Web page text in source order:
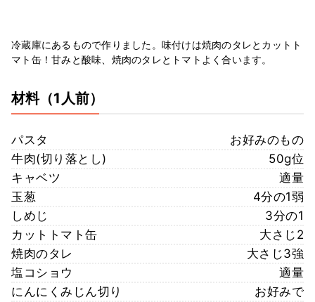
冷蔵庫にあるもので作りました。味付けは焼肉のタレとカットト
マト缶！甘みと酸味、焼肉のタレとトマトよく合います。
材料（1人前）
パスタ
お好みのもの
牛肉(切り落とし)
50g位
キャベツ
適量
玉葱
4分の1弱
しめじ
3分の1
カットトマト缶
大さじ2
焼肉のタレ
大さじ3強
塩コショウ
適量
にんにくみじん切り
お好みで